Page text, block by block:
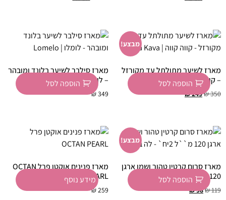
מבצע!
מארז לשיער מתולתל עד מקורזל
– קווה קווה | Kava Kava
₪350
₪249
הוספה לסל
מארז סילבר לשיער בלונד ומובהר
– לומלו | Lomelo
₪349
הוספה לסל
מבצע!
מארז סרום קרטין טהור ושמן ארגן
120 מ"ל 2יח` – לה בוטה
₪119
₪98
הוספה לסל
מארז פנינים אוקטן פרל OCTAN
PEARL
₪259
מידע נוסף